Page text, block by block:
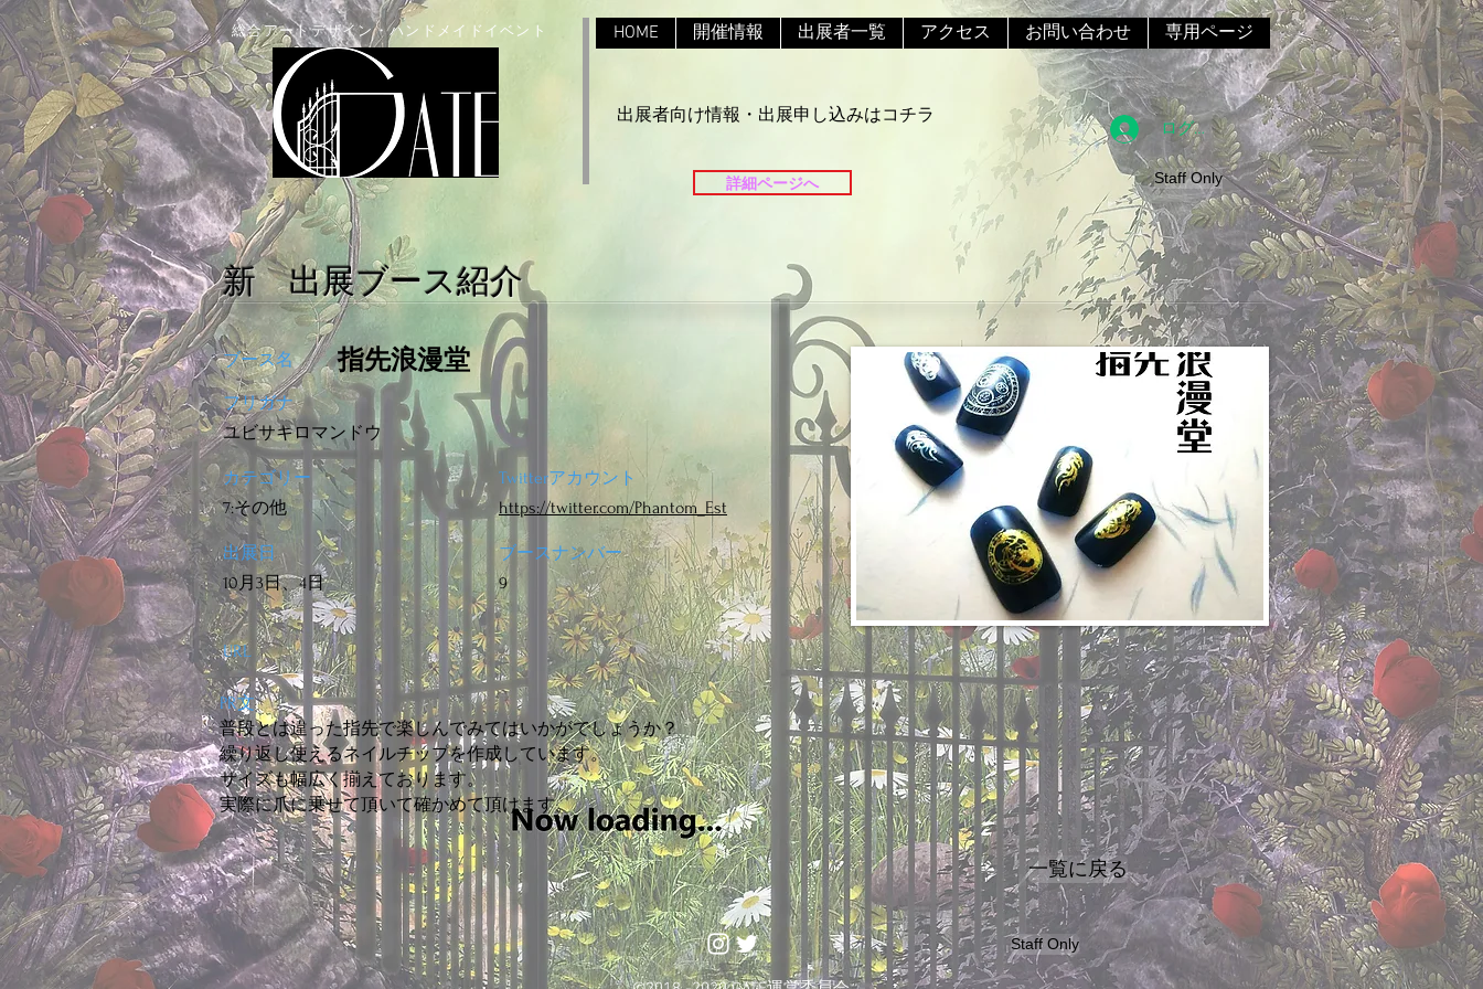
総合アートデザイン・ハンドメイドイベント HOME 開催情報 出展者一覧 アクセス お問い合わせ 専用ページ
出展者向け情報・出展申し込みはコチラ
詳細ページへ
ログイン
Staff Only
新 出展ブース紹介
指先浪漫堂
ブース名
フリガナ
ユビサキロマンドウ
カテゴリー
7:その他
出展日
10月3日、4日
Twitterアカウント
https://twitter.com/Phantom_Est
ブースナンバー
9
URL
PR文
普段とは違った指先で楽しんでみてはいかがでしょうか？
繰り返し使えるネイルチップを作成しています。
サイズも幅広く揃えております。
実際に爪に乗せて頂いて確かめて頂けます。
一覧に戻る
Staff Only